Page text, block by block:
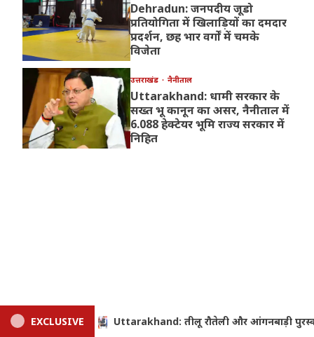
Dehradun: जनपदीय जूडो
प्रतियोगिता में खिलाड़ियों का दमदार
प्रदर्शन, छह भार वर्गों में चमके
विजेता
उत्तराखंड नैनीताल
Uttarakhand: धामी सरकार के
सख्त भू कानून का असर, नैनीताल में
6.088 हेक्टेयर भूमि राज्य सरकार में
निहित
EXCLUSIVE
पुरस्कार से मातृशक्ति सम्मानित, सीएम धामी ने बढ़ाई सम्मान राशि